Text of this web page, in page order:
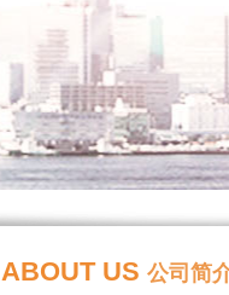
ABOUT US 公司简